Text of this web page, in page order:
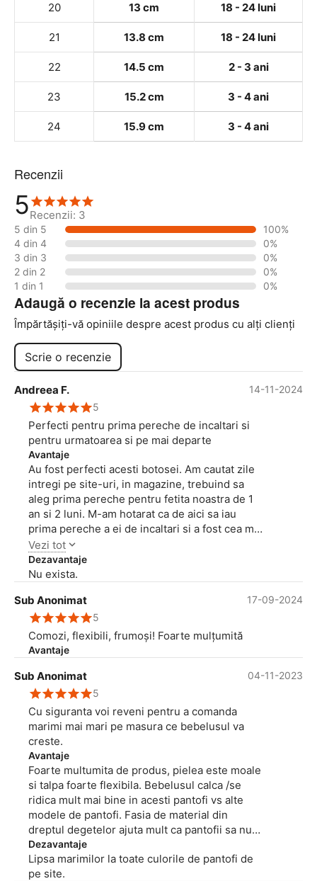
20 13 cm 18 - 24 luni
21 13.8 cm 18 - 24 luni
22 14.5 cm 2 - 3 ani
23 15.2 cm 3 - 4 ani
24 15.9 cm 3 - 4 ani
Recenzii
5Recenzii: 3
5 din 5
100%
4 din 4
0%
3 din 3
0%
2 din 2
0%
1 din 1
0%
Adaugă o recenzie la acest produs
Împărtășiți-vă opiniile despre acest produs cu alți clienți
Scrie o recenzie
Andreea F.
14-11-2024
5
Perfecti pentru prima pereche de incaltari si
pentru urmatoarea si pe mai departe
Avantaje
Au fost perfecti acesti botosei. Am cautat zile
intregi pe site-uri, in magazine, trebuind sa
aleg prima pereche pentru fetita noastra de 1
an si 2 luni. M-am hotarat ca de aici sa iau
prima pereche a ei de incaltari si a fost cea mai
buna decizie. Nu numai ca a fost incantata, dar
si acum, desi i-ar fi ficsi, dar nici nu e mai
sezonul, i-ar purta. De la prima purtare a mers
prin comparatie, am luat o pereche de
cizmulite imblanite de la o alta firma, direct din
magazin, a facut proba de mers prin magazin,
nu ar fi fost probleme, insa acum merge cu
acele incaltari cu piciorul spre interior. Desi
sunt bine facute si flexibile, nu sunt barefoot si
deci, dupa 1,5 luni nu e suficient de trecut la
altceva, asa ca voi comanda tot la pebebe.ro o
pereche de cizme pentru ea, caci sunt sigura
ca nu vor fi probleme. In plus, ma bucur ca e
firma romaneasca. Multumim pentru ceea ce
faceti, ne sunteti de mare ajutor!
Vezi tot
Dezavantaje
Nu exista.
Sub Anonimat
17-09-2024
5
Comozi, flexibili, frumoși! Foarte mulțumită
Avantaje
Sub Anonimat
04-11-2023
5
Cu siguranta voi reveni pentru a comanda
marimi mai mari pe masura ce bebelusul va
creste.
Avantaje
Foarte multumita de produs, pielea este moale
si talpa foarte flexibila. Bebelusul calca /se
ridica mult mai bine in acesti pantofi vs alte
modele de pantofi. Fasia de material din
dreptul degetelor ajuta mult ca pantofii sa nu
se zgarie daca bebelusul merge de-a busilea
pe jos.
Dezavantaje
Lipsa marimilor la toate culorile de pantofi de
pe site.